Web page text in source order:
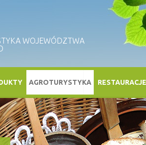
WOJEWÓDZTWA
AGROTURYSTYKA